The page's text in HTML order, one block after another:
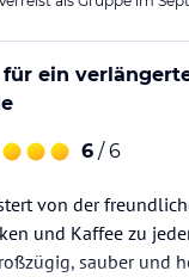
für ein
6 / 6
von der
und Kaffee zu
sauber und